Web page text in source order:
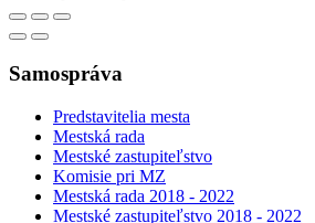
Samospráva
Predstavitelia mesta
Mestská rada
Mestské zastupiteľstvo
Komisie pri MZ
Mestská rada 2018 - 2022
Mestské zastupiteľstvo 2018 - 2022